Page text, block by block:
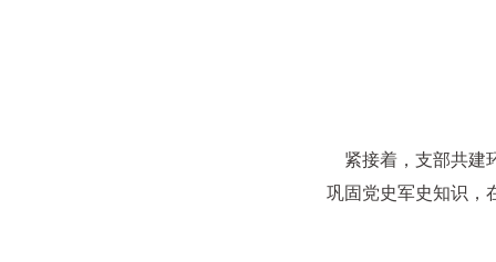
紧接着，支部共建
巩固党史军史知识，